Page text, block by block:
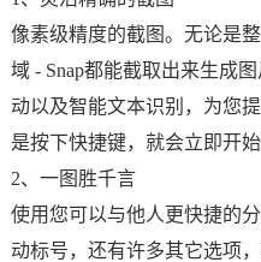
像素级精度的截图。无论是
域 - Snap都能截取出来生成
动以及智能文本识别，为您
是按下快捷键，就会立即开始
2、一图胜千言
使用您可以与他人更快捷的
动标号，还有许多其它选项